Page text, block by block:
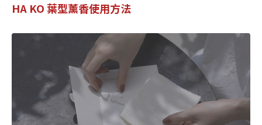
HA KO 葉型薰香使用方法